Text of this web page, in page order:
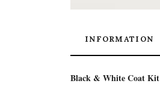
INFORMATION
Black & White Coat Kit